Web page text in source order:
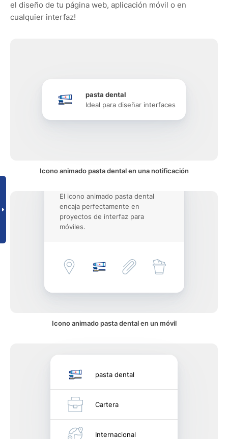
el diseño de tu página web, aplicación móvil o en
cualquier interfaz!
pasta dental
Ideal para diseñar interfaces
Icono animado pasta dental en una notificación
El icono animado pasta dental
encaja perfectamente en
proyectos de interfaz para
móviles.
Icono animado pasta dental en un móvil
pasta dental
Cartera
Internacional